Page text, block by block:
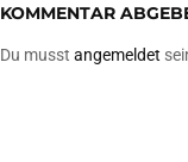
KOMMENTAR
Du musst angemeldet